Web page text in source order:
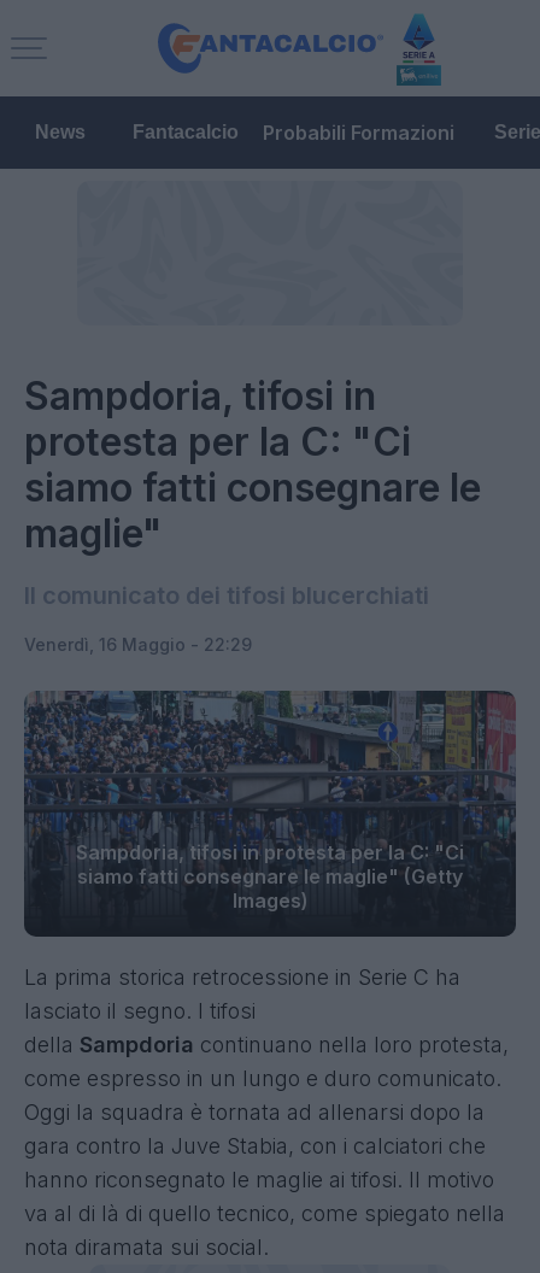
News Fantacalcio Probabili Formazioni
Sampdoria, tifosi in
protesta per la C: "Ci
siamo fatti consegnare le
maglie"
Il comunicato dei tifosi blucerchiati
Venerdì, 16 Maggio - 22:29
Sampdoria, tifosi in protesta per la C: "Ci
siamo fatti consegnare le maglie" (Getty
Images)
La prima storica retrocessione in Serie C ha
lasciato il segno. I tifosi
della Sampdoria continuano nella loro protesta,
come espresso in un lungo e duro comunicato.
Oggi la squadra è tornata ad allenarsi dopo la
gara contro la Juve Stabia, con i calciatori che
hanno riconsegnato le maglie ai tifosi. Il motivo
va al di là di quello tecnico, come spiegato nella
nota diramata sui social.